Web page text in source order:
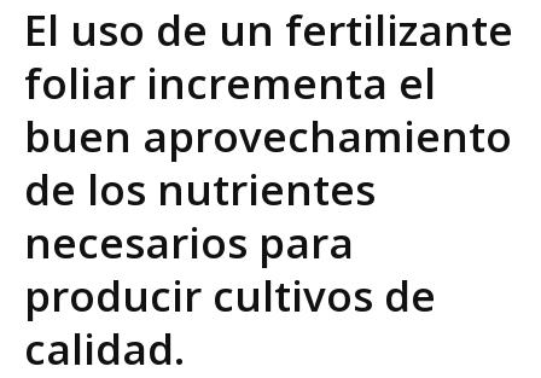
El uso de un fertilizante
foliar incrementa el
buen aprovechamiento
de los nutrientes
necesarios para
producir cultivos de
calidad.